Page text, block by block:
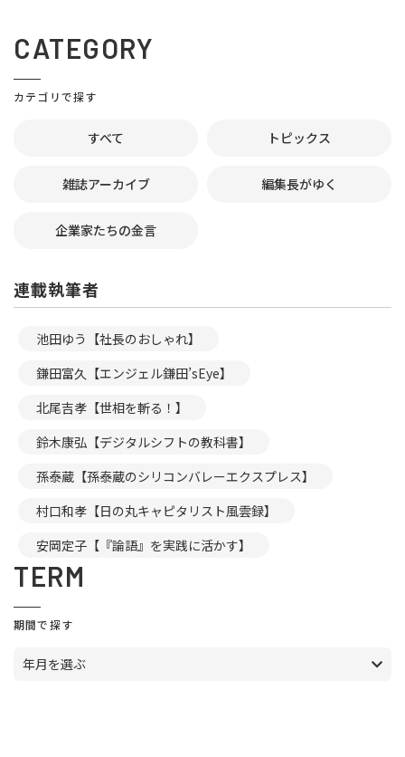
CATEGORY
カテゴリで探す
すべて トピックス
雑誌アーカイブ 編集長がゆく
企業家たちの金言
連載執筆者
池田ゆう【社長のおしゃれ】
鎌田富久【エンジェル鎌田’sEye】
北尾吉孝【世相を斬る！】
鈴木康弘【デジタルシフトの教科書】
孫泰蔵【孫泰蔵のシリコンバレーエクスプレス】
村口和孝【日の丸キャピタリスト風雲録】
安岡定子【『論語』を実践に活かす】
TERM
期間で探す
年月を選ぶ